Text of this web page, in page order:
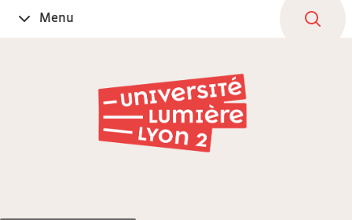
OuvrirMenu